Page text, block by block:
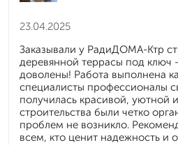
23.04.2025
Заказывали у РадиДОМА-Ктр
деревянной террасы под ключ
доволены! Работа выполнена
специалисты профессионалы
получилась красивой, уютной
строительства были четко
проблем не возникло.
всем, кто ценит надежность и